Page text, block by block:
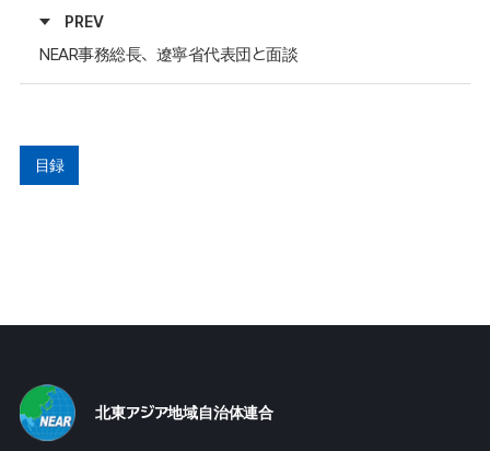
PREV
NEAR事務総長、遼寧省代表団と面談
目録
北東アジア地域自治体連合